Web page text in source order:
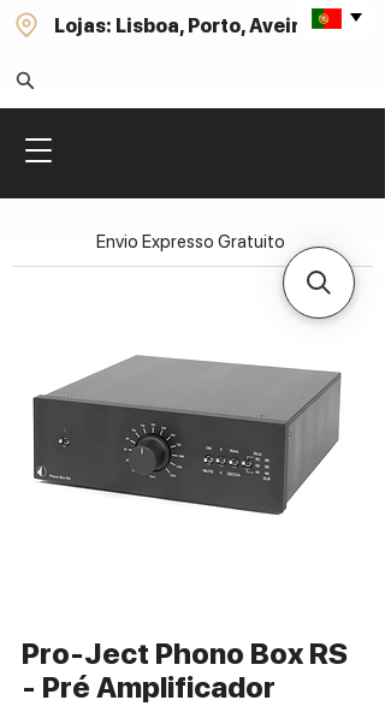
Lojas: Lisboa, Porto, Aveiro
Pro-Ject Phono Box RS
- Pré Amplificador
Envio Expresso Gratuito